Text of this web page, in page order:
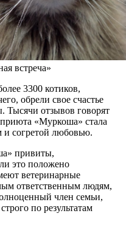
встреча»
3300 котиков,
обрели свое счастье
Тысячи отзывов говорят
«Муркоша» стала
и согретой любовью.
привиты,
это положено
ветеринарные
ответственным людям,
член семьи,
по результатам